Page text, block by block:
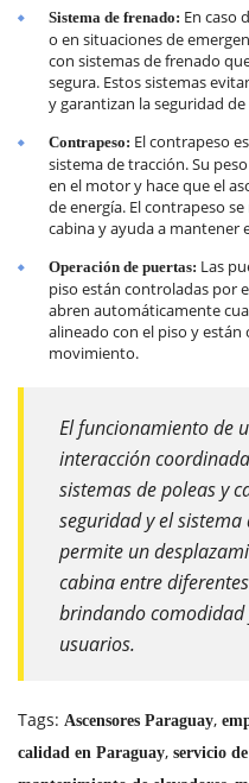
Sistema de frenado: En caso
o en situaciones de
con sistemas de frenado
segura. Estos sistemas
y garantizan la seguridad
Contrapeso: El contrapeso
sistema de tracción. Su
en el motor y hace que el
de energía. El contrapeso
cabina y ayuda a mantener
Operación de puertas: Las
piso están controladas por
abren automáticamente
alineado con el piso y están
movimiento.
El funcionamiento de
interacción
sistemas de poleas y
seguridad y el
permite un
cabina entre
brindando comodidad
usuarios.
Tags: Ascensores Paraguay,
calidad en Paraguay, servicio